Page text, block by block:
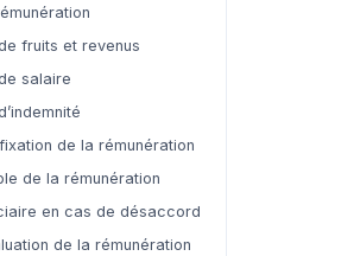
fruits et revenus
salaire
de la rémunération
de la rémunération
en cas de désaccord
de la rémunération